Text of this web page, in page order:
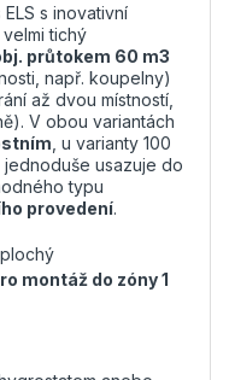
s inovativní
tichý
průtokem 60 m3
např. koupelny)
až dvou místností,
V obou variantách
, u varianty 100
jednoduše usazuje do
typu
provedení.
montáž do zóny 1